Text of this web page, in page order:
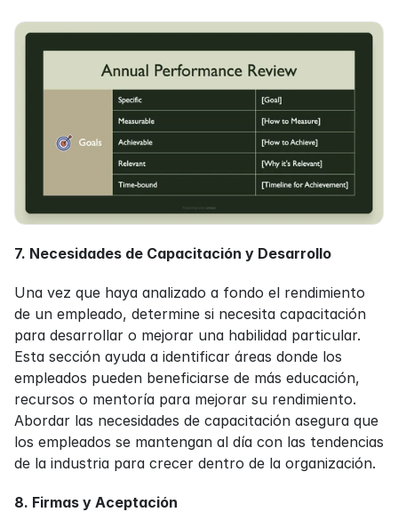
7. Necesidades de Capacitación y Desarrollo
Una vez que haya analizado a fondo el rendimiento
de un empleado, determine si necesita capacitación
para desarrollar o mejorar una habilidad particular.
Esta sección ayuda a identificar áreas donde los
empleados pueden beneficiarse de más educación,
recursos o mentoría para mejorar su rendimiento.
Abordar las necesidades de capacitación asegura que
los empleados se mantengan al día con las tendencias
de la industria para crecer dentro de la organización.
8. Firmas y Aceptación